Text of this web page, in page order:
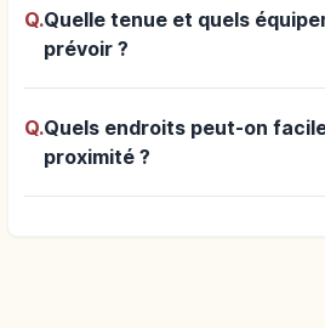
Q.Quelle tenue et quels
prévoir ?
Q.Quels endroits peut-on
proximité ?